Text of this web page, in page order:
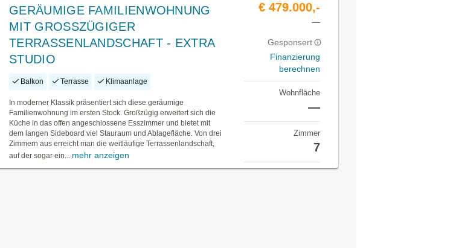
GERÄUMIGE FAMILIENWOHNUNG
MIT GROSSZÜGIGER
TERRASSENLANDSCHAFT - EXTRA
STUDIO
Balkon Terrasse Klimaanlage
In moderner Klassik präsentiert sich diese geräumige
Familienwohnung im ersten Stock. Großzügig erweitert sich die
Küche in das offen angeschlossene Esszimmer und bietet mit
dem langen Sideboard viel Stauraum und Ablagefläche. Von drei
Zimmern aus erreicht man die weitläufige Terrassenlandschaft,
auf der sogar ein... mehr anzeigen
€ 479.000,-
—
Gesponsert
Finanzierung
berechnen
Wohnfläche
—
Zimmer
7